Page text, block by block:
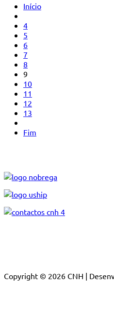
Início
4
5
6
7
8
9
10
11
12
13
Fim
Copyright © 2026 CNH |